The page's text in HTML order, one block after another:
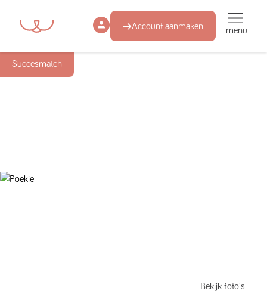
Account aanmaken menu
Succesmatch
Bekijk foto's